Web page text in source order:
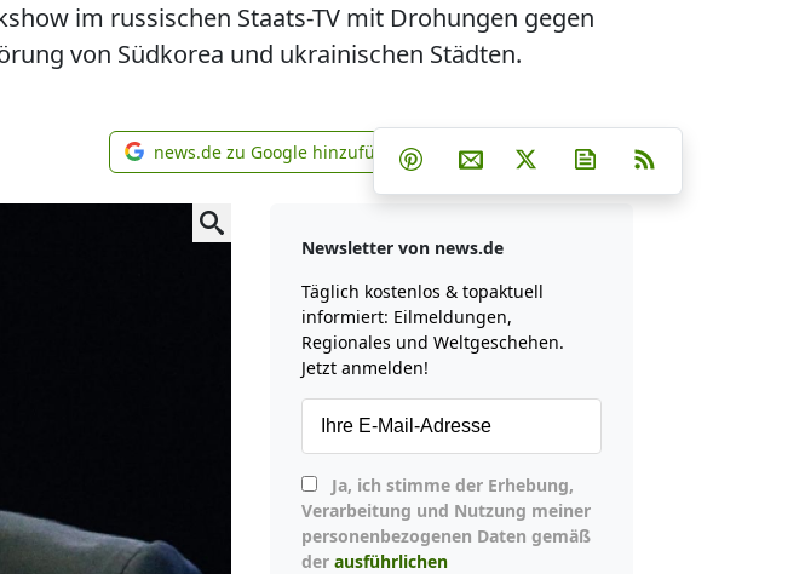
im russischen Staats-TV mit Drohungen gegen
von Südkorea und ukrainischen Städten.
news.de zu Google hinzufügen
news.de zu Google hinzufügen Teilen auf Facebook
Teilen auf Whatsapp
Teilen auf Telegram
Teilen auf Pinterest
Per E-Mail teilen
Post auf XNewsletter
Newsletter von news.de
Täglich kostenlos & topaktuell
informiert: Eilmeldungen,
Regionales und Weltgeschehen.
Jetzt anmelden!
Verarbeitung und Nutzung meiner
personenbezogenen Daten gemäß
der ausführlichen